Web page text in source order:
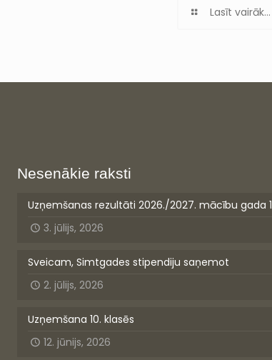
Lasīt vairāk...
Nesenākie raksti
Uzņemšanas rezultāti 2026./2027. mācību gada
3. jūlijs, 2026
Sveicam, Simtgades stipendiju saņemot
2. jūlijs, 2026
Uzņemšana 10. klasēs
12. jūnijs, 2026